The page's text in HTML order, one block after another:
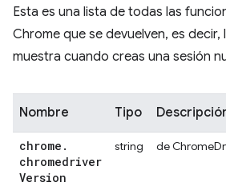
Esta es una lista de todas las
Chrome que se devuelven, es
muestra cuando creas una sesión
Nombre Tipo
chrome .
chromedriver
Version
string de